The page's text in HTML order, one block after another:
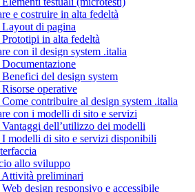
e costruire in alta fedeltà
di pagina
in alta fedeltà
con il design system .italia
del design system
operative
contribuire al design system .italia
con i modelli di sito e servizi
dell’utilizzo dei modelli
I modelli di sito e servizi disponibili
allo sviluppo
Attività preliminari
design responsivo e accessibile